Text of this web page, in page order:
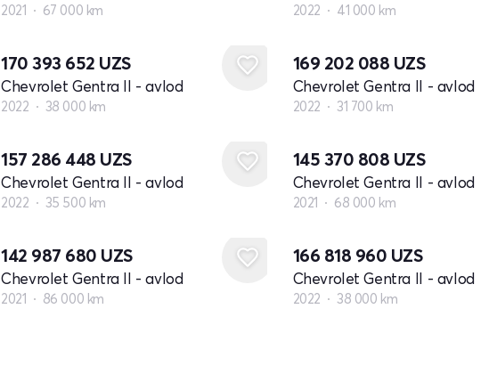
2021 67 000 km 2022 41 000 km
170 393 652 UZS
Chevrolet Gentra II - avlod
2022 38 000 km
169 202 088 UZS
Chevrolet Gentra II - avlod
2022 31 700 km
157 286 448 UZS
Chevrolet Gentra II - avlod
2022 35 500 km
145 370 808 UZS
Chevrolet Gentra II - avlod
2021 68 000 km
142 987 680 UZS
Chevrolet Gentra II - avlod
2021 86 000 km
166 818 960 UZS
Chevrolet Gentra II - avlod
2022 38 000 km